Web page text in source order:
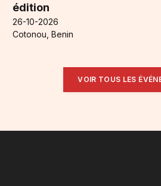
édition
26-10-2026
Cotonou, Benin
VOIR TOUS LES